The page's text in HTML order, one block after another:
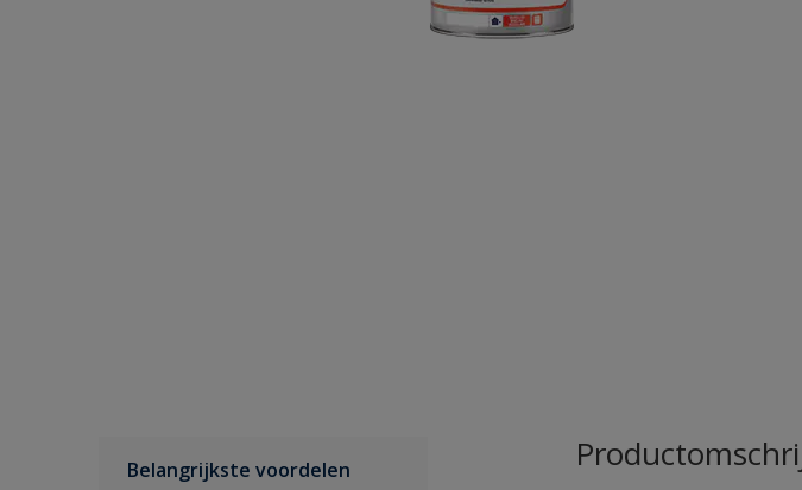
Belangrijkste voordelen